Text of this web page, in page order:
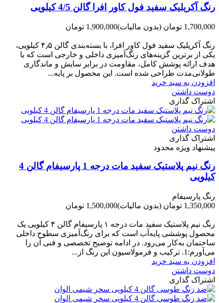
رنگ آکریلیک سفید فول کاور افرا گالن 4/5 کیلویی
1,700,000 تومان (بدون مالیات)1,900,000 تومان
رنگ آکریلیک سفید فول کاور افرا، با بسته‌بندی گالن ۴٫۵ کیلویی،
یکی از برترین گزینه‌های رنگ‌آمیزی داخلی و خارجی است که با
هدف ارائه پوشش کامل، مقاومت در برابر سایش و ماندگاری
طولانی‌مدت طراحی شده است. این محصول بر پایه...
افزودن به سبد خرید
دوست داشتن
اشتراک گذاری
دوست داشتن
اشتراک گذاری
پیشنهاد ویژه محدود
رنگ نیم پلاستیک سفید مات درجه 1 پارسیفام گالن 4
کیلویی
رنگ پارسیفام
1,350,000 تومان
(بدون مالیات)1,500,000 تومان
رنگ نیم‌ پلاستیک سفید مات درجه ۱ پارسیفام گالن ۴ کیلویی یک
محصول پوششی پایه‌آب است که برای رنگ‌آمیزی سطوح داخلی
ساختمان به‌کار می‌رود. در ادامه توضیح تخصصی و فنی آن را
می‌آورم:1. ترکیب و فرمولاسیون این رنگ از...
افزودن به سبد خرید
دوست داشتن
اشتراک گذاری